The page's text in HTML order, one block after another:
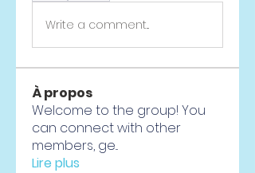
Write a comment...
À propos
Welcome to the group! You
can connect with other
members, ge...
Lire plus